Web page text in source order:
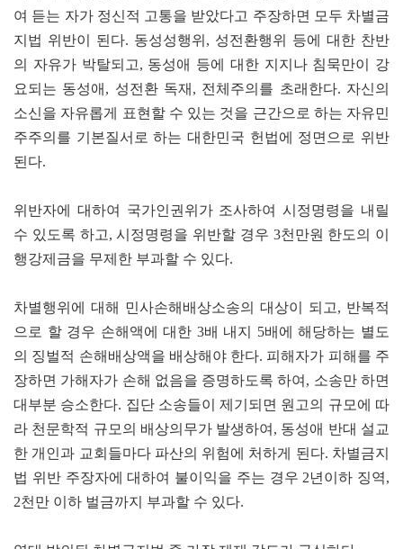
여 듣는 자가 정신적 고통을 받았다고 주장하면 모두 차별금
지법 위반이 된다. 동성성행위, 성전환행위 등에 대한 찬반
의 자유가 박탈되고, 동성애 등에 대한 지지나 침묵만이 강
요되는 동성애, 성전환 독재, 전체주의를 초래한다. 자신의
소신을 자유롭게 표현할 수 있는 것을 근간으로 하는 자유민
주주의를 기본질서로 하는 대한민국 헌법에 정면으로 위반
된다.
위반자에 대하여 국가인권위가 조사하여 시정명령을 내릴
수 있도록 하고, 시정명령을 위반할 경우 3천만원 한도의 이
행강제금을 무제한 부과할 수 있다.
차별행위에 대해 민사손해배상소송의 대상이 되고, 반복적
으로 할 경우 손해액에 대한 3배 내지 5배에 해당하는 별도
의 징벌적 손해배상액을 배상해야 한다. 피해자가 피해를 주
장하면 가해자가 손해 없음을 증명하도록 하여, 소송만 하면
대부분 승소한다. 집단 소송들이 제기되면 원고의 규모에 따
라 천문학적 규모의 배상의무가 발생하여, 동성애 반대 설교
한 개인과 교회들마다 파산의 위험에 처하게 된다. 차별금지
법 위반 주장자에 대하여 불이익을 주는 경우 2년이하 징역,
2천만 이하 벌금까지 부과할 수 있다.